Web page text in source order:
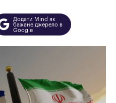
Додати Mind як
бажане джерело в
Google